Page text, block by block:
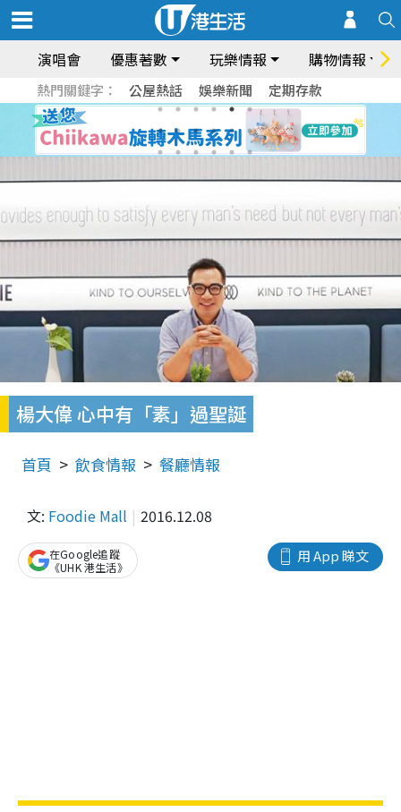
演唱會 優惠著數 玩樂情報 購物情報
熱門關鍵字： 公屋熱話 娛樂新聞 定期存款
楊大偉 心中有「素」過聖誕
首頁 飲食情報 餐廳情報
文: Foodie Mall 2016.12.08
用 App 睇文
在Google追蹤
《UHK 港生活》